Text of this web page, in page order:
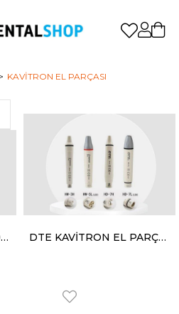
KAVİTRON EL PARÇASI
WOODPECKER KAVİTRON HW-5L LED'Lİ EL PARÇASI DTE KAVİTRON EL PARÇASI IŞIKLI HD-7L